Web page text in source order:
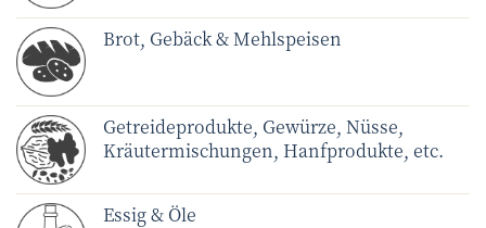
Brot, Gebäck & Mehlspeisen
Getreideprodukte, Gewürze, Nüsse,
Kräutermischungen, Hanfprodukte, etc.
Essig & Öle